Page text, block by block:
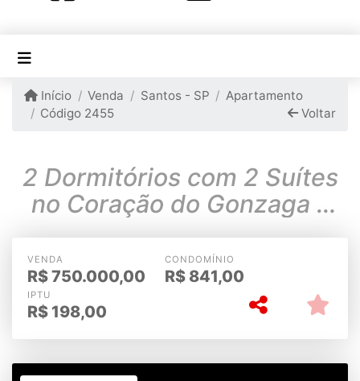
Início Venda Santos - SP
Apartamento
Código 2455
Voltar
2 Dormitórios com 2 Suítes
no Coração do Gonzaga –
Santos/SP
VENDA
R$750.000,00
CONDOMÍNIO
R$ 841,00
IPTU
R$ 198,00